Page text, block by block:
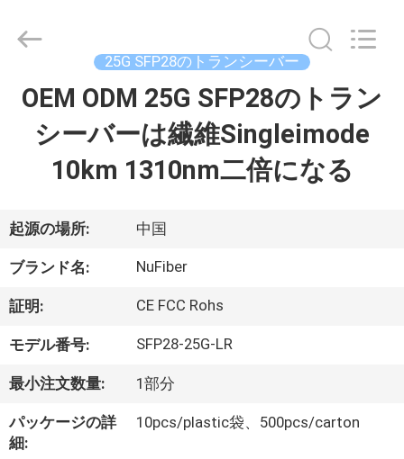
家
ダ
ク
ト
私
に
Shenzhen
Fivision
Rights
Developed
25G SFP28のトランシーバー
OEM ODM 25G SFP28のトラン
シーバーは繊維Singleimode
10km 1310nm二倍になる
起源の場所: 中国
ブランド名: NuFiber
証明: CE FCC Rohs
モデル番号: SFP28-25G-LR
最小注文数量: 1部分
パッケージの詳
細:
10pcs/plastic袋、500pcs/carton